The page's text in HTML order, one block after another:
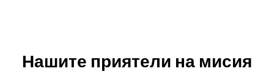
Нашите приятели на мисия